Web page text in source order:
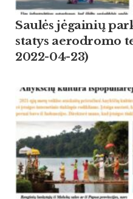
Saulės jėgainių
statys aerodromo
2022-04-23)